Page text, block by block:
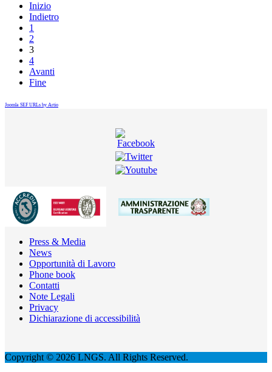
Inizio
Indietro
1
2
3
4
Avanti
Fine
Joomla SEF URLs by Artio
Press & Media
News
Opportunità di Lavoro
Phone book
Contatti
Note Legali
Privacy
Dichiarazione di accessibilità
Copyright © 2026 LNGS. All Rights Reserved.